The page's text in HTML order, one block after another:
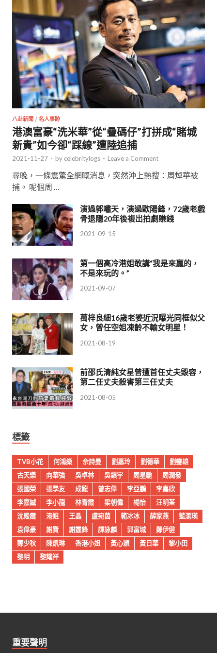
八卦新聞 / 名人事跡
港澳富豪“洗米華”從“疊碼仔”打拼成“賭城
新貴”如今卻“踩線”遭陸追捕
2021-11-27 - by celebritylogs - Leave a Comment
尋晚，一條震驚全網嘅消息，突然沖上熱搜：周焯華被
捕。 呢個周 …
演過郭嘯天，演過歐陽鋒，72歲老戲
骨退隱20年後複出拍劇賺錢
2021-09-15
第一個高冷港姐敢講“我是來贏的，
不是來玩的。”
2021-09-07
萬梓良細16歲老婆近況曝光同框似父
女，曾任空姐凍齡不輸女明星！
2021-08-19
前邵氏清純女星曾遭首任丈夫毀容，
第二任丈夫殺害第三任丈夫
2021-08-05
標籤
TVB小花 何鴻燊 佘詩曼 劉嘉玲 劉德華
劉鑾雄
古天樂
向華強 吳卓林 吳鎮宇 周星馳
周潤發
張國榮
張學友 成龍 曾志偉 李亞鵬
李嘉欣
李嘉誠
李小龍 林青霞 梁朝偉 楊怡
汪明荃
沈殿霞
港姐 王晶 盧宛茵 範冰冰 薛家燕
藍潔瑛
袁偉豪
謝賢 謝霆鋒 譚詠麟 郭富城
鄭伊健
鄭少秋
陳凱琳 香港小姐 黃心穎 黃日華
黎小田
黎明
黎耀祥
重要聲明